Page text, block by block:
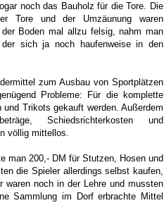
noch das Bauholz für die Tore. Die
Tore und der Umzäunung waren
Boden mal allzu felsig, nahm man
sich ja noch haufenweise in den
zum Ausbau von Sportplätzen
Probleme: Für die komplette
Trikots gekauft werden. Außerdem
Schiedsrichterkosten und
völlig mittellos.
man 200,- DM für Stutzen, Hosen und
die Spieler allerdings selbst kaufen,
noch in der Lehre und mussten
Sammlung im Dorf erbrachte Mittel